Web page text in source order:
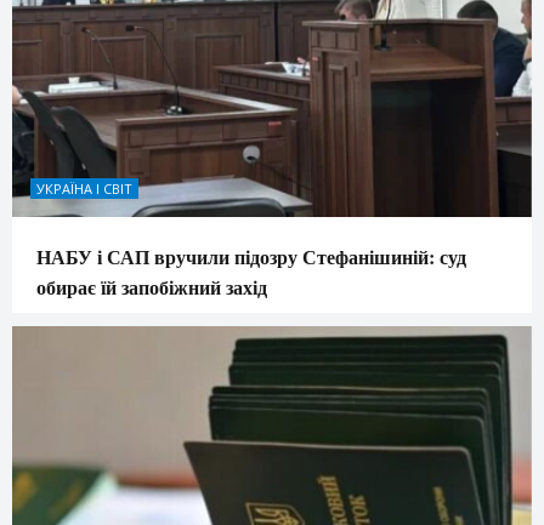
УКРАЇНА І СВІТ
НАБУ і САП вручили підозру Стефанішиній: суд
обирає їй запобіжний захід